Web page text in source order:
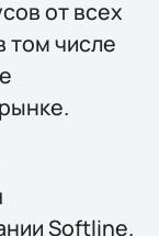
от всех
том числе
Softline.